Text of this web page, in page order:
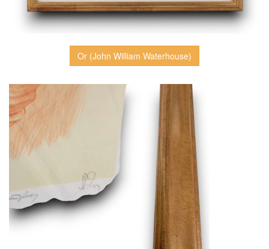
Or (John William Waterhouse)